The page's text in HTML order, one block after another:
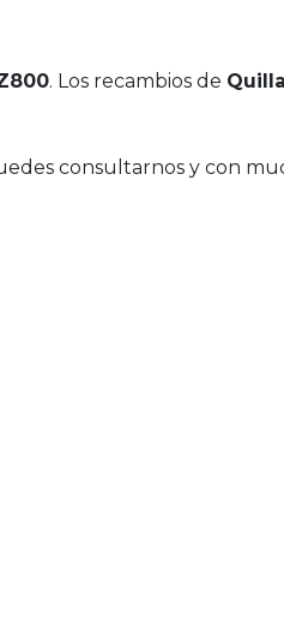
. Los recambios de
consultarnos y con